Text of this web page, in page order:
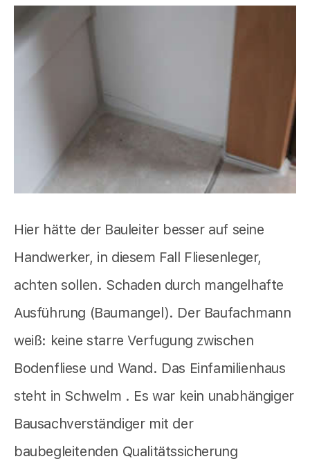
Hier hätte der Bauleiter besser auf seine
Handwerker, in diesem Fall Fliesenleger,
achten sollen. Schaden durch mangelhafte
Ausführung (Baumangel). Der Baufachmann
weiß: keine starre Verfugung zwischen
Bodenfliese und Wand. Das Einfamilienhaus
steht in Schwelm . Es war kein unabhängiger
Bausachverständiger mit der
baubegleitenden Qualitätssicherung